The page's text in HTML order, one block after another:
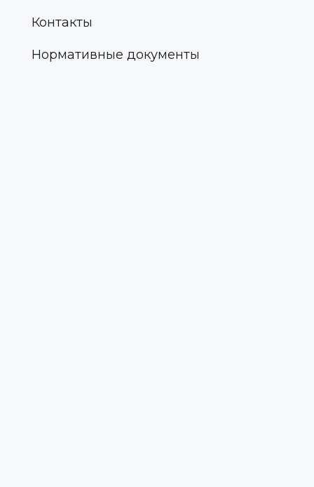
Контакты
Нормативные документы